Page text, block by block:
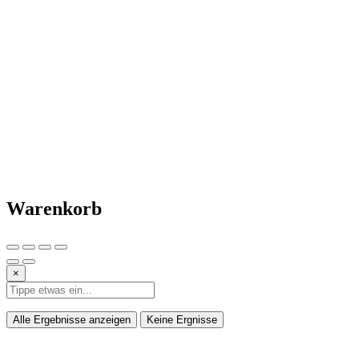
Warenkorb
×
Alle Ergebnisse anzeigen Keine Ergnisse